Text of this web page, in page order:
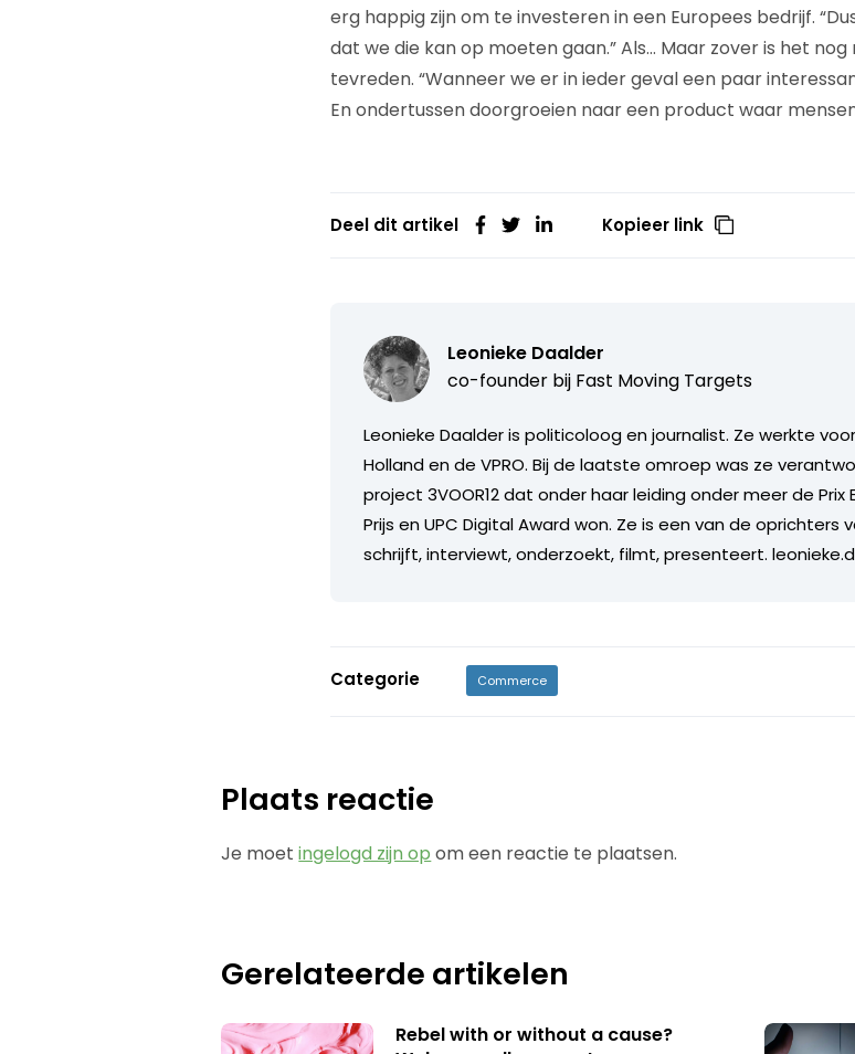
erg happig zijn om te investeren in een Europees bedrijf.
dat we die kan op moeten gaan.” Als… Maar zover is het nog
tevreden. “Wanneer we er in ieder geval een paar
En ondertussen doorgroeien naar een product waar
Deel dit artikel Kopieer link
Leonieke Daalder
co-founder bij Fast Moving Targets
Leonieke Daalder is politicoloog en journalist. Ze werkte
Holland en de VPRO. Bij de laatste omroep was ze
project 3VOOR12 dat onder haar leiding onder meer de Prix
Prijs en UPC Digital Award won. Ze is een van de oprichters
schrijft, interviewt, onderzoekt, filmt, presenteert.
Categorie Commerce
Plaats reactie
Je moetingelogd zijn op om een reactie te plaatsen.
Gerelateerde artikelen
Rebel with or without a cause?